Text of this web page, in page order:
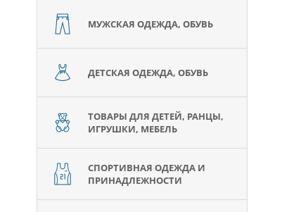
МУЖСКАЯ ОДЕЖДА, ОБУВЬ
ДЕТСКАЯ ОДЕЖДА, ОБУВЬ
ТОВАРЫ ДЛЯ ДЕТЕЙ, РАНЦЫ,
ИГРУШКИ, МЕБЕЛЬ
СПОРТИВНАЯ ОДЕЖДА И
ПРИНАДЛЕЖНОСТИ